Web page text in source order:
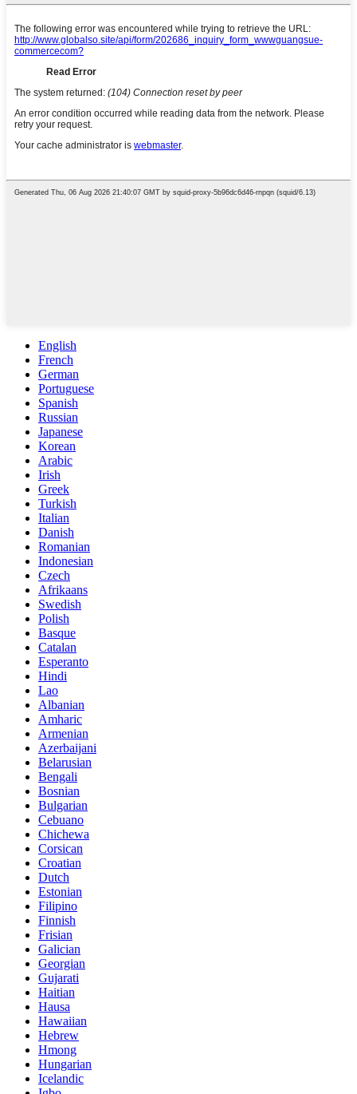
English
French
German
Portuguese
Spanish
Russian
Japanese
Korean
Arabic
Irish
Greek
Turkish
Italian
Danish
Romanian
Indonesian
Czech
Afrikaans
Swedish
Polish
Basque
Catalan
Esperanto
Hindi
Lao
Albanian
Amharic
Armenian
Azerbaijani
Belarusian
Bengali
Bosnian
Bulgarian
Cebuano
Chichewa
Corsican
Croatian
Dutch
Estonian
Filipino
Finnish
Frisian
Galician
Georgian
Gujarati
Haitian
Hausa
Hawaiian
Hebrew
Hmong
Hungarian
Icelandic